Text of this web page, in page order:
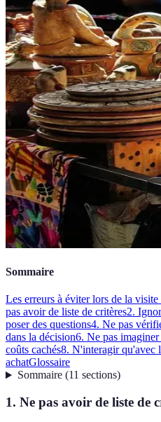
Sommaire
Les erreurs à éviter lors de la
pas avoir de liste de critères2.
poser des questions4. Ne pas
dans la décision6. Ne pas imaginer
coûts cachés8. N'interagir qu'avec
achatGlossaire
Sommaire(11 sections)
1. Ne pas avoir de liste de